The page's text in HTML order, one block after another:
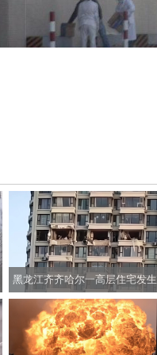
黑龙江齐齐哈尔一高层住宅发生
爆炸 致3人受伤